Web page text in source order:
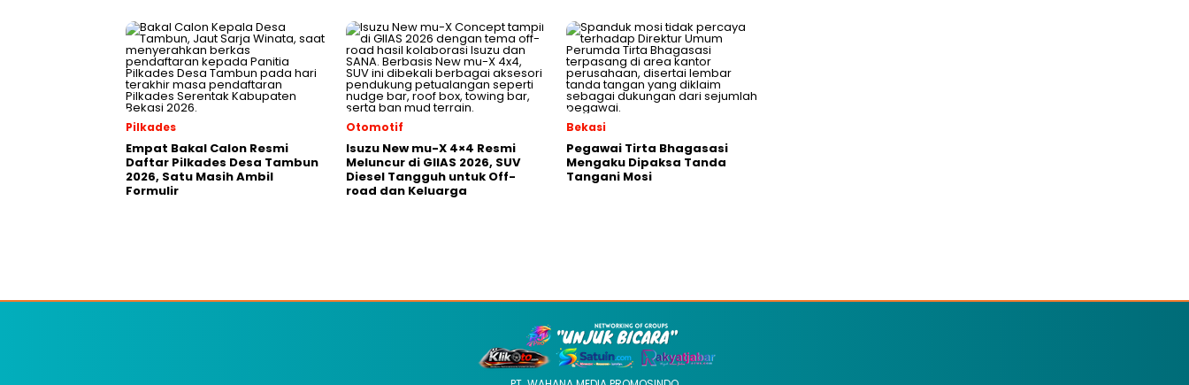
Pilkades
Empat Bakal Calon Resmi
Daftar Pilkades Desa Tambun
2026, Satu Masih Ambil
Formulir
Otomotif
Isuzu New mu-X 4×4 Resmi
Meluncur di GIIAS 2026, SUV
Diesel Tangguh untuk Off-
road dan Keluarga
Bekasi
Pegawai Tirta Bhagasasi
Mengaku Dipaksa Tanda
Tangani Mosi